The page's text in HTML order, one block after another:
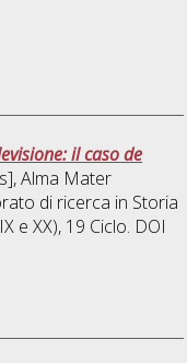
il caso de
Alma Mater
di ricerca in Storia
e XX), 19 Ciclo. DOI